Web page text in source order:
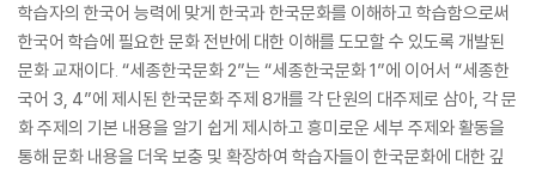
학습자의 한국어 능력에 맞게 한국과 한국문화를 이해하고 학습함으로써
한국어 학습에 필요한 문화 전반에 대한 이해를 도모할 수 있도록 개발된
문화 교재이다. “세종한국문화 2”는 “세종한국문화 1”에 이어서 “세종한
국어 3, 4”에 제시된 한국문화 주제 8개를 각 단원의 대주제로 삼아, 각 문
화 주제의 기본 내용을 알기 쉽게 제시하고 흥미로운 세부 주제와 활동을
통해 문화 내용을 더욱 보충 및 확장하여 학습자들이 한국문화에 대한 깊